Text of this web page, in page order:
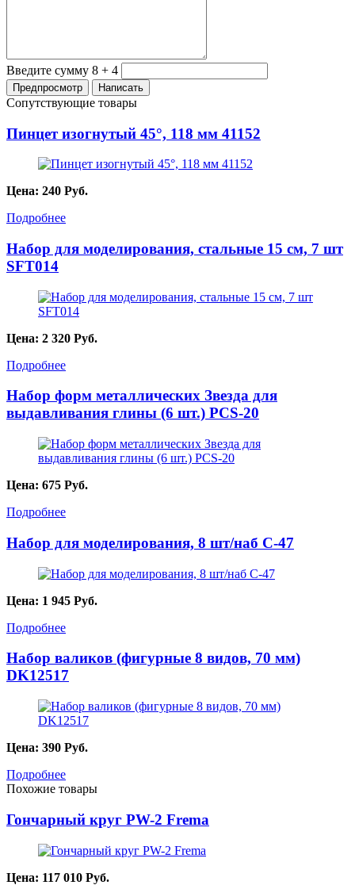
Введите сумму 8 + 4
Сопутствующие товары
Пинцет изогнутый 45°, 118 мм 41152
Цена: 240 Руб.
Подробнее
Набор для моделирования, стальные 15 см, 7 шт
SFT014
Цена: 2 320 Руб.
Подробнее
Набор форм металлических Звезда для
выдавливания глины (6 шт.) PCS-20
Цена: 675 Руб.
Подробнее
Набор для моделирования, 8 шт/наб C-47
Цена: 1 945 Руб.
Подробнее
Набор валиков (фигурные 8 видов, 70 мм)
DK12517
Цена: 390 Руб.
Подробнее
Похожие товары
Гончарный круг PW-2 Frema
Цена: 117 010 Руб.